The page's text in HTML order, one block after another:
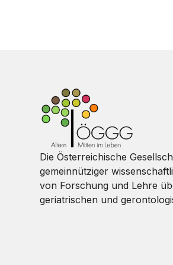
Die Österreichische
gemeinnütziger
von Forschung und Lehre
geriatrischen und